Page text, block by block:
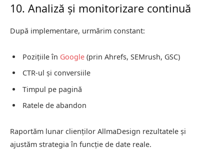
10. Analiză și monitorizare continuă
După implementare, urmărim constant:
Pozițiile în Google (prin Ahrefs, SEMrush, GSC)
CTR-ul și conversiile
Timpul pe pagină
Ratele de abandon
Raportăm lunar clienților AllmaDesign rezultatele și
ajustăm strategia în funcție de date reale.